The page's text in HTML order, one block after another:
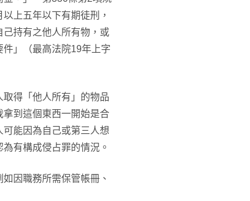
上五年以下有期徒刑，
持有之他人所有物，或
」（最高法院19年上字
得「他人所有」的物品
拿到這個東西一開始是合
能因為自己或第三人想
有構成侵占罪的情況。
因職務所需保管帳冊、